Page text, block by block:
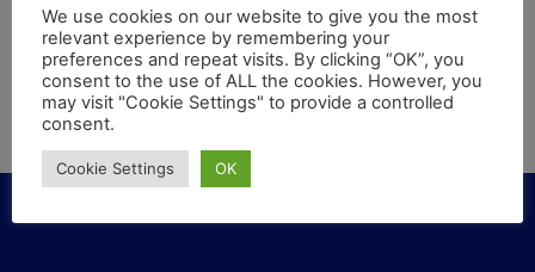
Im deutschen Bustransportgewerbe droht ein akuter
Personalmangel. Das ergab Ende 2021 eine Umfrage
des Bundesverbands Deutscher Omnibusunternehmer
(bdo) unter seinen Mitgliedern. Eine Kampagne und eine
Online-Plattform sollen die Gefahr bannen.
We use cookies on our website to give you the most
relevant experience by remembering your
preferences and repeat visits. By clicking “OK”, you
consent to the use of ALL the cookies. However, you
may visit "Cookie Settings" to provide a controlled
consent.
Cookie Settings OK